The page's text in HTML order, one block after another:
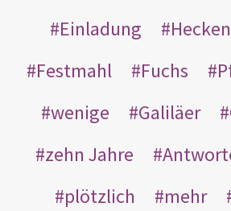
Einladung
Hecken
Festmahl
Fuchs
wenige
Galiläer
zehn Jahre
plötzlich
mehr